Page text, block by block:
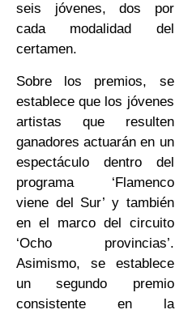
seis jóvenes, dos por
cada modalidad del
certamen.
Sobre los premios, se
establece que los jóvenes
artistas que resulten
ganadores actuarán en un
espectáculo dentro del
programa ‘Flamenco
viene del Sur’ y también
en el marco del circuito
‘Ocho provincias’.
Asimismo, se establece
un segundo premio
consistente en la